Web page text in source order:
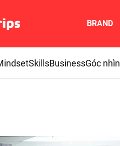
BRAND
SkillsBusinessGóc nhìn